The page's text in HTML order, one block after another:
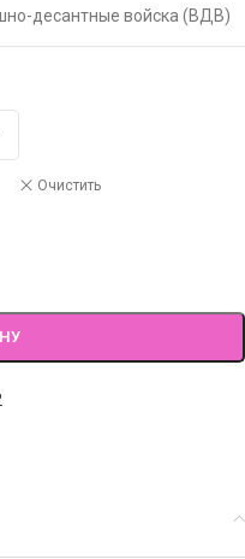
десантные войска (ВДВ)
Очистить